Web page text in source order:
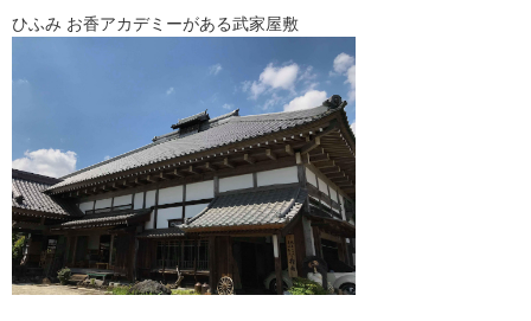
ひふみ お香アカデミーがある武家屋敷